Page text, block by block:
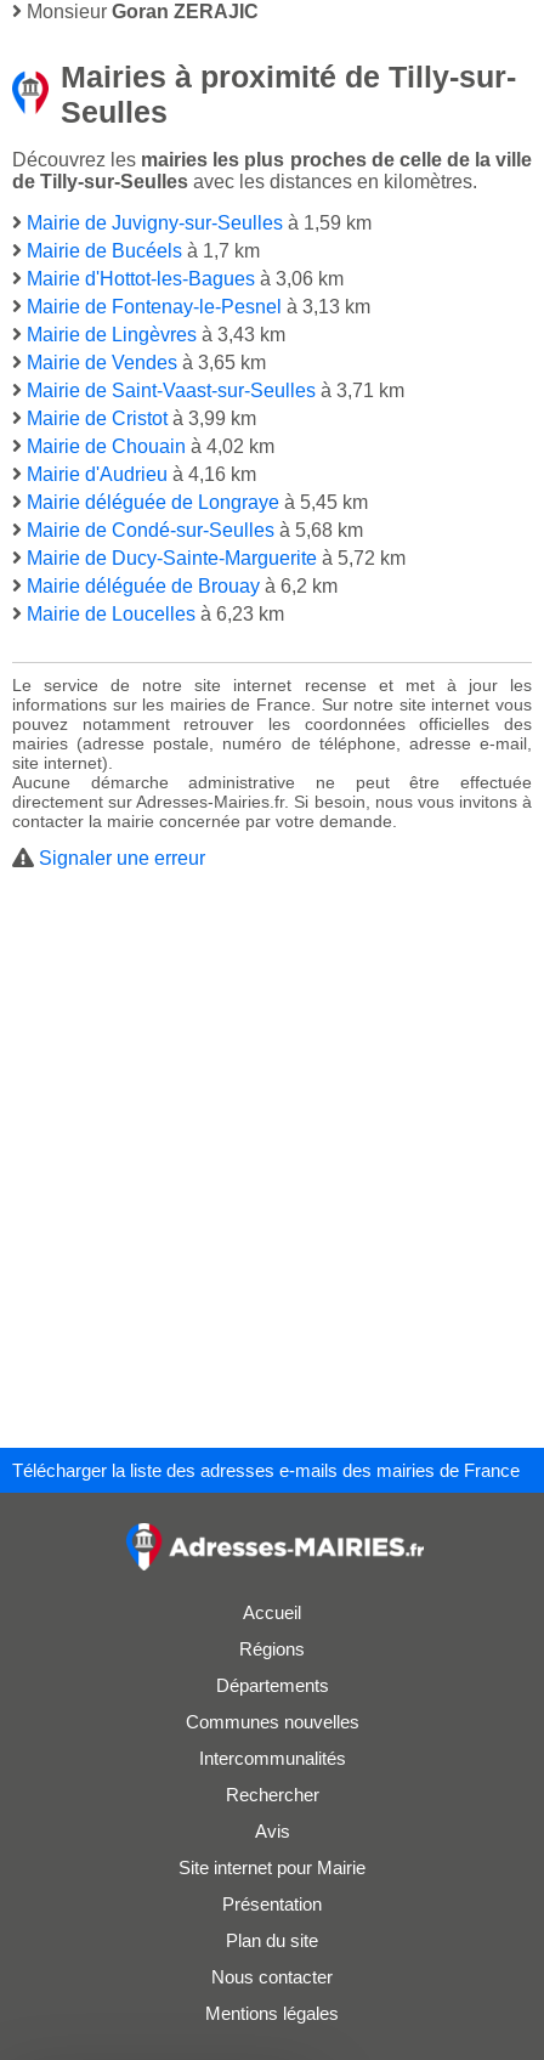
Monsieur Goran ZERAJIC
Mairies à proximité de Tilly-sur-
Seulles
Découvrez les mairies les plus proches de celle de la ville
de Tilly-sur-Seulles avec les distances en kilomètres.
Mairie de Juvigny-sur-Seulles à 1,59 km
Mairie de Bucéels à 1,7 km
Mairie d'Hottot-les-Bagues à 3,06 km
Mairie de Fontenay-le-Pesnel à 3,13 km
Mairie de Lingèvres à 3,43 km
Mairie de Vendes à 3,65 km
Mairie de Saint-Vaast-sur-Seulles à 3,71 km
Mairie de Cristotà 3,99 km
Mairie de Chouain à 4,02 km
Mairie d'Audrieu à 4,16 km
Mairie déléguée de Longraye à 5,45 km
Mairie de Condé-sur-Seulles à 5,68 km
Mairie de Ducy-Sainte-Marguerite à 5,72 km
Mairie déléguée de Brouay à 6,2 km
Mairie de Loucelles à 6,23 km
Le service de notre site internet recense et met à jour les
informations sur les mairies de France. Sur notre site internet vous
pouvez notamment retrouver les coordonnées officielles des
mairies (adresse postale, numéro de téléphone, adresse e-mail,
site internet).
Aucune démarche administrative ne peut être effectuée
directement sur Adresses-Mairies.fr. Si besoin, nous vous invitons à
contacter la mairie concernée par votre demande.
Signaler une erreur
Télécharger la liste des adresses e-mails des mairies de France
Accueil
Régions
Départements
Communes nouvelles
Intercommunalités
Rechercher
Avis
Site internet pour Mairie
Présentation
Plan du site
Nous contacter
Mentions légales